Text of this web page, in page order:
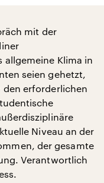
mit der
allgemeine Klima in
seien gehetzt,
erforderlichen
Niveau an der
der gesamte
Verantwortlich